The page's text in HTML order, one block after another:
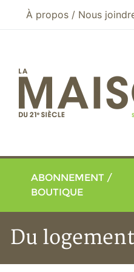
Aller au menu principal
Aller au contenu principal
À propos / Nous
ABONNEMENT /
BOUTIQUE
Du